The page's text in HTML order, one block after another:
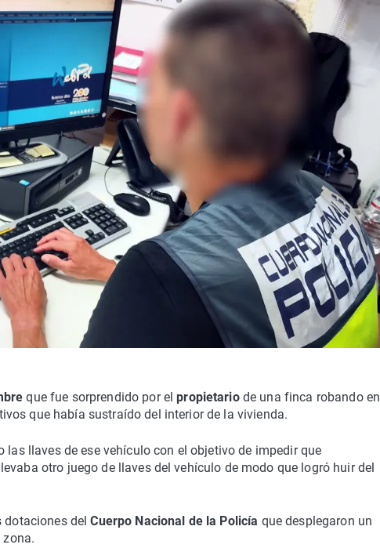
que fue sorprendido por elpropietario de una finca robando en
que había sustraído del interior de la vivienda.
llaves de ese vehículo con el objetivo de impedir que
otro juego de llaves del vehículo de modo que logró huir del
dotaciones delCuerpo Nacional de la Policía que desplegaron un